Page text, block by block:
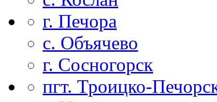
г. Печора
с. Объячево
г. Сосногорск
пгт. Троицко-